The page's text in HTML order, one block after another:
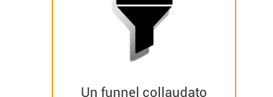
Un funnel collaudato